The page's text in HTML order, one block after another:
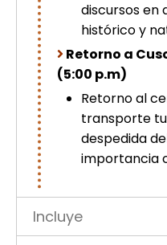
discursos en
histórico y
Retorno a
(5:00 p.m)
Retorno al
transporte
despedida
importancia
Incluye